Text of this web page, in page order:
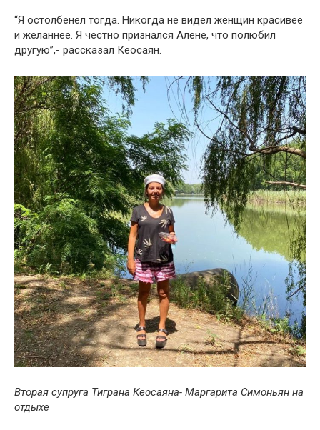
“Я остолбенел тогда. Никогда не видел женщин красивее
и желаннее. Я честно признался Алене, что полюбил
другую”,- рассказал Кеосаян.
Вторая супруга Тиграна Кеосаяна- Маргарита Симоньян на
отдыхе